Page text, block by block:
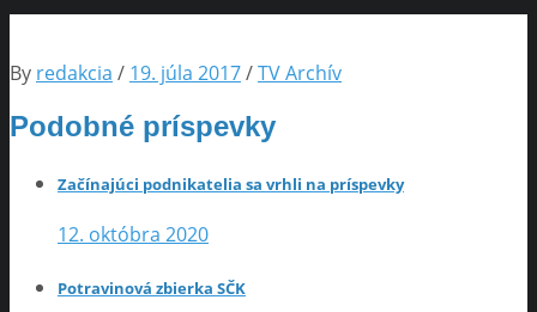
By redakcia / 19. júla 2017/TV Archív
Podobné príspevky
Začínajúci podnikatelia sa vrhli na príspevky
12. októbra 2020
Potravinová zbierka SČK